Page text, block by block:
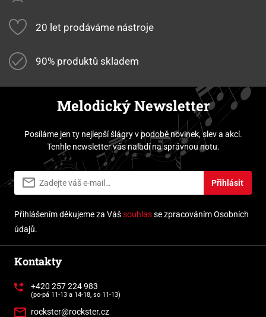
20 let prodáváme nástroje
90% produktů skladem
Melodický Newsletter
Posíláme jen ty nejlepší šlágry v podobě novinek, slev a akcí.
Tenhle newsletter vás naladí na správnou notu.
Přihlásit
Přihlášením děkujeme za Vášsouhlasse zpracováním Osobních
údajů.
Kontakty
+420 257 224 983
(po-pá 11-13 a 14-18, so 11-13)
rockster@rockster.cz